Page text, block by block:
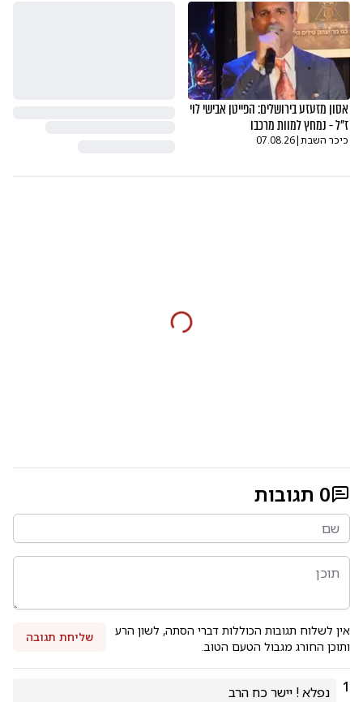
אסון מזעזע בירושלים: הפייטן אבישי לוי
ז"ל - נמחץ למוות מרכבו
כיכר השבת|
07.08.26
0 תגובות
אין לשלוח תגובות הכוללות דברי הסתה, לשון הרע
ותוכן החורג מגבול הטעם הטוב.
שליחת תגובה
1 נפלא ! יישר כח הרב